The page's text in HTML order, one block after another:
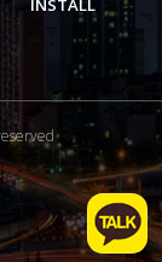
INSTALL